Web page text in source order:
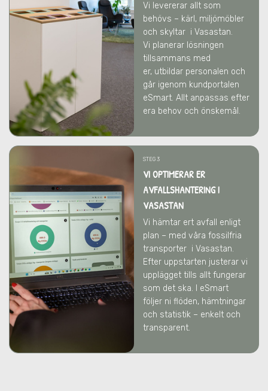
Vi levererar allt som
behövs – kärl, miljömöbler
och skyltar i Vasastan.
Vi planerar lösningen
tillsammans med
er, utbildar personalen och
går igenom kundportalen
eSmart. Allt anpassas efter
era behov och önskemål.
STEG 3
VI OPTIMERAR ER
AVFALLSHANTERINGI
VASASTAN
Vi hämtar ert avfall enligt
plan – med våra fossilfria
transporter i Vasastan.
Efter uppstarten justerar vi
upplägget tills allt fungerar
som det ska. I eSmart
följer ni flöden, hämtningar
och statistik – enkelt och
transparent.